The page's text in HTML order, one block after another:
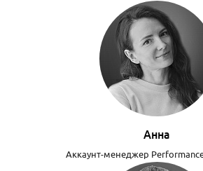
Анна
Аккаунт-менеджер